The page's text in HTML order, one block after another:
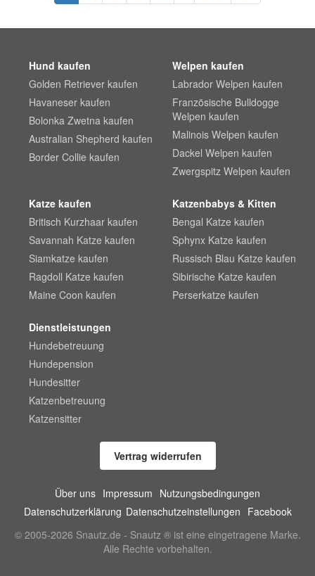
Hund kaufen
Golden Retriever kaufen
Havaneser kaufen
Bolonka Zwetna kaufen
Australian Shepherd kaufen
Border Collie kaufen
Welpen kaufen
Labrador Welpen kaufen
Französische Bulldogge
Welpen kaufen
Malinois Welpen kaufen
Dackel Welpen kaufen
Zwergspitz Welpen kaufen
Katze kaufen
Britisch Kurzhaar kaufen
Savannah Katze kaufen
Siamkatze kaufen
Ragdoll Katze kaufen
Maine Coon kaufen
Katzenbabys & Kitten
Bengal Katze kaufen
Sphynx Katze kaufen
Russisch Blau Katze kaufen
Sibirische Katze kaufen
Perserkatze kaufen
Dienstleistungen
Hundebetreuung
Hundepension
Hundesitter
Katzenbetreuung
Katzensitter
Vertrag widerrufen
Über uns Impressum Nutzungsbedingungen
Datenschutzerklärung Datenschutzeinstellungen Facebook
© 2005-2026 Snautz.de - Snautz ® ist eine eingetragene Marke.
Alle Rechte vorbehalten.